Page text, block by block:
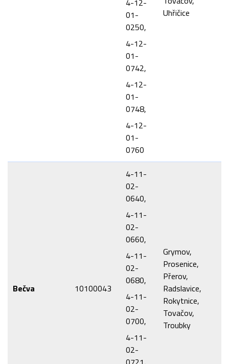
4-12-
01-
0250,
4-12-
01-
0742,
4-12-
01-
0748,
4-12-
01-
0760
Uhřičice
Bečva 10100043
4-11-
02-
0640,
4-11-
02-
0660,
4-11-
02-
0680,
4-11-
02-
0700,
4-11-
02-
Grymov,
Prosenice,
Přerov,
Radslavice,
Rokytnice,
Tovačov,
Troubky